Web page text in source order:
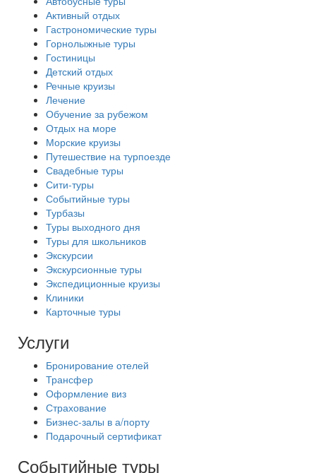
Активный отдых
Гастрономические туры
Горнолыжные туры
Гостиницы
Детский отдых
Речные круизы
Лечение
Обучение за рубежом
Отдых на море
Морские круизы
Путешествие на турпоезде
Свадебные туры
Сити-туры
Событийные туры
Турбазы
Туры выходного дня
Туры для школьников
Экскурсии
Экскурсионные туры
Экспедиционные круизы
Клиники
Карточные туры
Услуги
Бронирование отелей
Трансфер
Оформление виз
Страхование
Бизнес-залы в а/порту
Подарочный сертификат
Событийные туры